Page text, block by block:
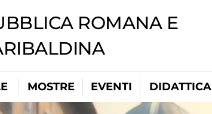
ROMANA E
MOSTRE EVENTI DIDATTICA